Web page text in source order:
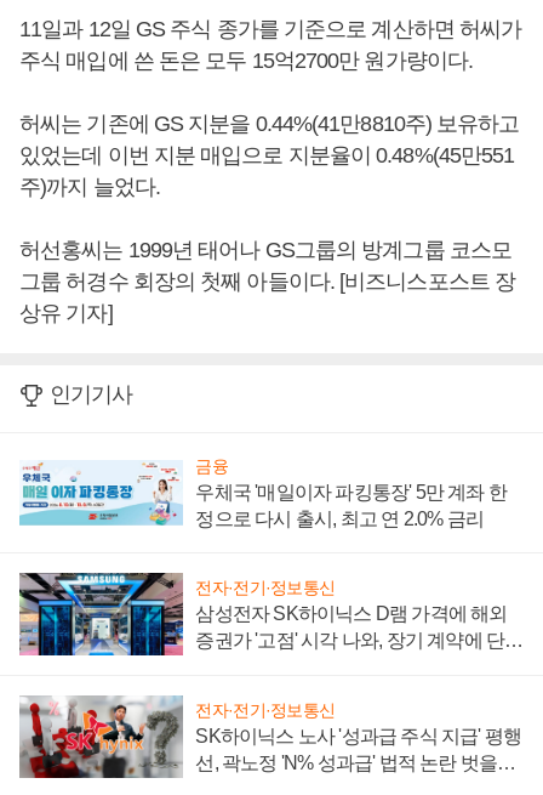
11일과 12일 GS 주식 종가를 기준으로 계산하면 허씨가
주식 매입에 쓴 돈은 모두 15억2700만 원가량이다.
허씨는 기존에 GS 지분을 0.44%(41만8810주) 보유하고
있었는데 이번 지분 매입으로 지분율이 0.48%(45만551
주)까지 늘었다.
허선홍씨는 1999년 태어나 GS그룹의 방계그룹 코스모
그룹 허경수 회장의 첫째 아들이다. [비즈니스포스트 장
상유 기자]
인기기사
금융
우체국 '매일이자 파킹통장' 5만 계좌 한
정으로 다시 출시, 최고 연 2.0% 금리
전자·전기·정보통신
삼성전자 SK하이닉스 D램 가격에 해외
증권가 '고점' 시각 나와, 장기 계약에 단점
전자·전기·정보통신
SK하이닉스 노사 '성과급 주식 지급' 평행
선, 곽노정 'N% 성과급' 법적 논란 벗을지